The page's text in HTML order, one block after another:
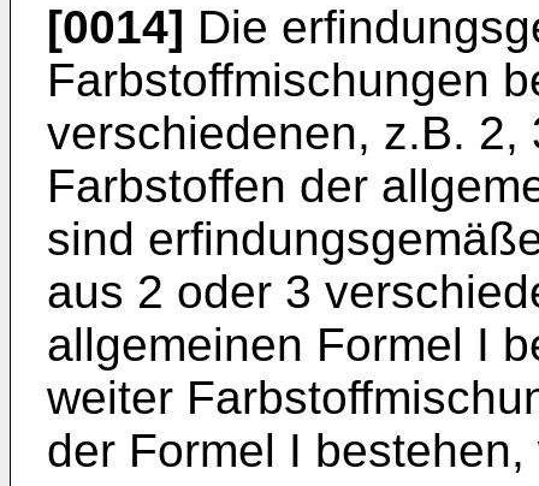
[0014] Die
Farbstoffmischungen
verschiedenen, z.B.
Farbstoffen der
sind
aus 2 oder 3
allgemeinen Formel I
weiter
der Formel I